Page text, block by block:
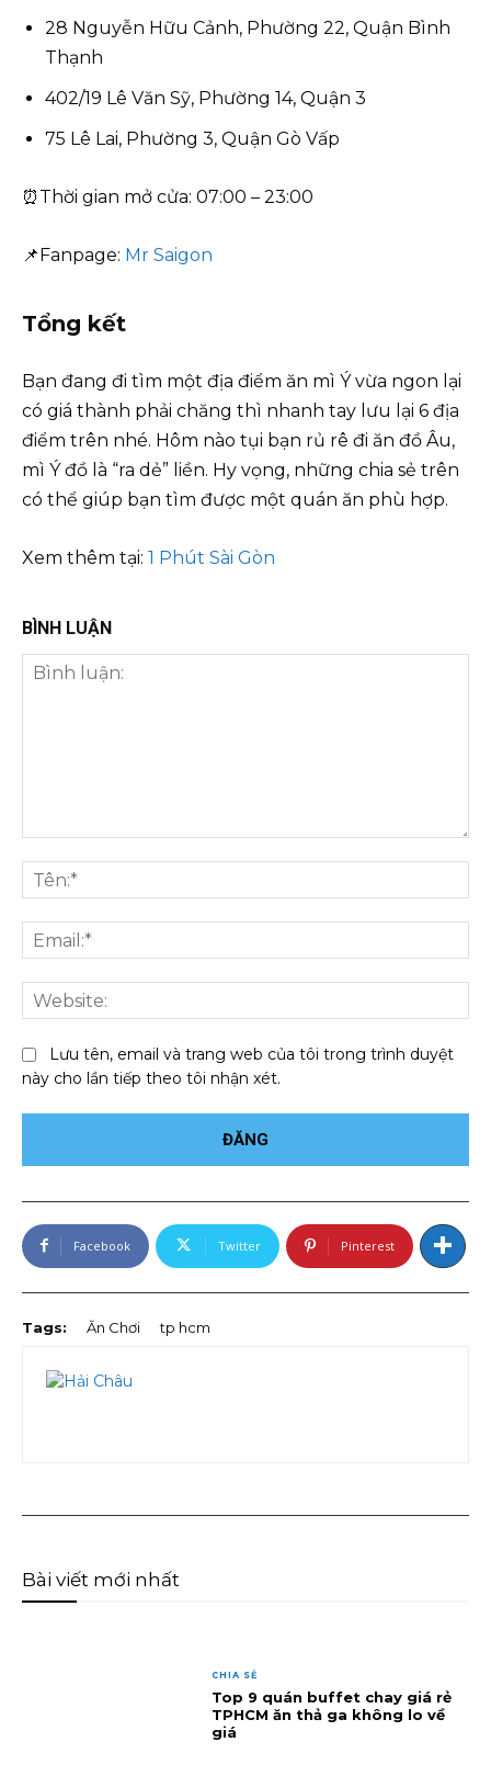
28 Nguyễn Hữu Cảnh, Phường 22, Quận Bình
Thạnh
402/19 Lê Văn Sỹ, Phường 14, Quận 3
75 Lê Lai, Phường 3, Quận Gò Vấp
⏰Thời gian mở cửa: 07:00 – 23:00
📌Fanpage: Mr Saigon
Tổng kết
Bạn đang đi tìm một địa điểm ăn mì Ý vừa ngon lại
có giá thành phải chăng thì nhanh tay lưu lại 6 địa
điểm trên nhé. Hôm nào tụi bạn rủ rê đi ăn đồ Âu,
mì Ý đồ là “ra dẻ” liền. Hy vọng, những chia sẻ trên
có thể giúp bạn tìm được một quán ăn phù hợp.
Xem thêm tại: 1 Phút Sài Gòn
BÌNH LUẬN
luận:
Lưu tên, email và trang web của tôi trong trình duyệt
này cho lần tiếp theo tôi nhận xét.
Facebook Twitter Pinterest
Tags: Ăn Chơi tp hcm
Bài viết mới nhất
CHIA SẺ
Top 9 quán buffet chay giá rẻ
TPHCM ăn thả ga không lo về
giá